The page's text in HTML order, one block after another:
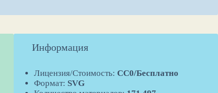
Информация
Лицензия/Стоимость: CC0/Бесплатно
Формат: SVG